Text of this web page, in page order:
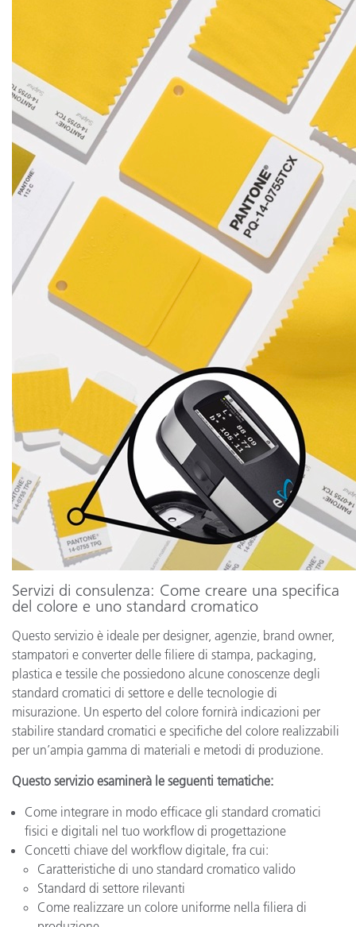
Servizi di consulenza: Come creare una specifica
del colore e uno standard cromatico
Questo servizio è ideale per designer, agenzie, brand owner,
stampatori e converter delle filiere di stampa, packaging,
plastica e tessile che possiedono alcune conoscenze degli
standard cromatici di settore e delle tecnologie di
misurazione. Un esperto del colore fornirà indicazioni per
stabilire standard cromatici e specifiche del colore realizzabili
per un’ampia gamma di materiali e metodi di produzione.
Questo servizio esaminerà le seguenti tematiche:
Come integrare in modo efficace gli standard cromatici
fisici e digitali nel tuo workflow di progettazione
Concetti chiave del workflow digitale, fra cui:
Caratteristiche di uno standard cromatico valido
Standard di settore rilevanti
Come realizzare un colore uniforme nella filiera di